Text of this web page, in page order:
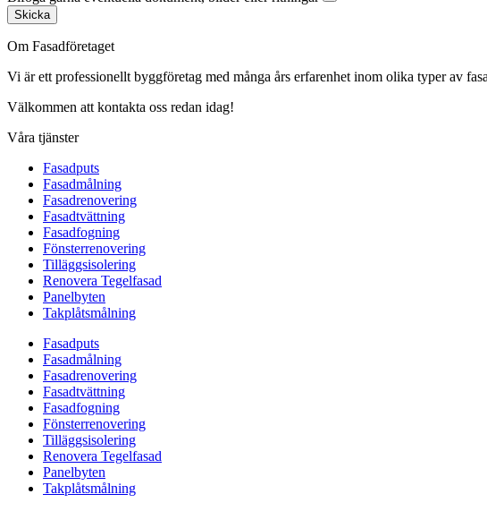
Skicka
Om Fasadföretaget
Vi är ett professionellt byggföretag med många års erfarenhet inom olika typer av
Välkommen att kontakta oss redan idag!
Våra tjänster
Fasadputs
Fasadmålning
Fasadrenovering
Fasadtvättning
Fasadfogning
Fönsterrenovering
Tilläggsisolering
Renovera Tegelfasad
Panelbyten
Takplåtsmålning
Fasadputs
Fasadmålning
Fasadrenovering
Fasadtvättning
Fasadfogning
Fönsterrenovering
Tilläggsisolering
Renovera Tegelfasad
Panelbyten
Takplåtsmålning